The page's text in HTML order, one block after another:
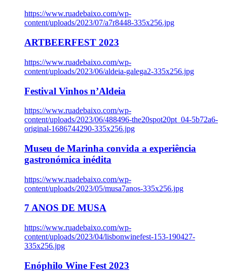
https://www.ruadebaixo.com/wp-
content/uploads/2023/07/a7r8448-335x256.jpg
ARTBEERFEST 2023
https://www.ruadebaixo.com/wp-
content/uploads/2023/06/aldeia-galega2-335x256.jpg
Festival Vinhos n’Aldeia
https://www.ruadebaixo.com/wp-
content/uploads/2023/06/488496-the20spot20pt_04-5b72a6-
original-1686744290-335x256.jpg
Museu de Marinha convida a experiência
gastronómica inédita
https://www.ruadebaixo.com/wp-
content/uploads/2023/05/musa7anos-335x256.jpg
7 ANOS DE MUSA
https://www.ruadebaixo.com/wp-
content/uploads/2023/04/lisbonwinefest-153-190427-
335x256.jpg
Enóphilo Wine Fest 2023